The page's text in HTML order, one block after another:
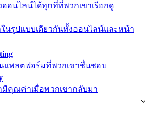
อนไลน์ได้ทุกที่ที่พวกเขาเรียกดู
นรูปแบบเดียวกันทั้งออนไลน์และหน้า
แพลตฟอร์มที่พวกเขาชื่นชอบ
คุณค่าเมื่อพวกเขากลับมา